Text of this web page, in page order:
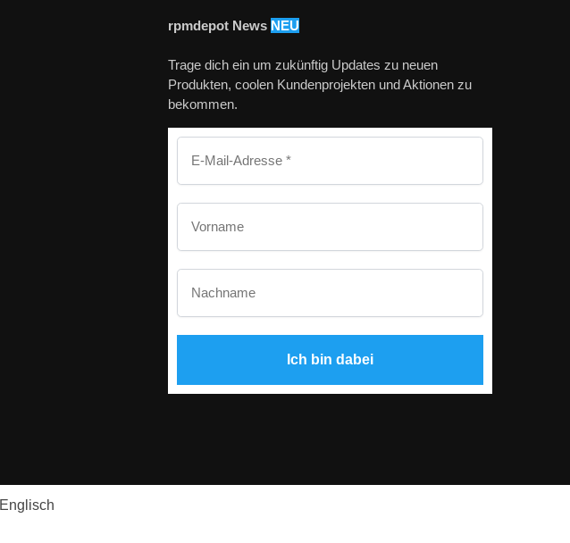
rpmdepot News NEU
Trage dich ein um zukünftig Updates zu neuen
Produkten, coolen Kundenprojekten und Aktionen zu
bekommen.
Englisch